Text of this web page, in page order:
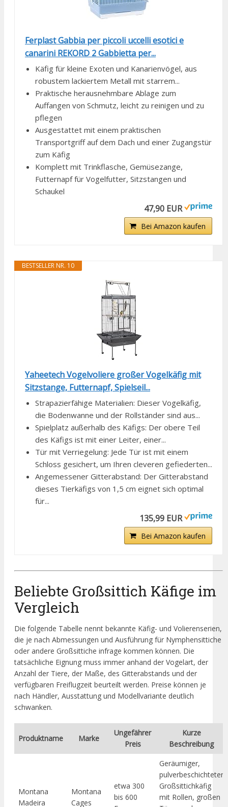
Ferplast Gabbia per piccoli uccelli esotici e
canarini REKORD 2 Gabbietta per...
Käfig für kleine Exoten und Kanarienvögel, aus
robustem lackiertem Metall mit starrem...
Praktische herausnehmbare Ablage zum
Auffangen von Schmutz, leicht zu reinigen und zu
pflegen
Ausgestattet mit einem praktischen
Transportgriff auf dem Dach und einer Zugangstür
zum Käfig
Komplett mit Trinkflasche, Gemüsezange,
Futternapf für Vogelfutter, Sitzstangen und
Schaukel
47,90 EUR
Bei Amazon kaufen
BESTSELLER NR. 10
Yaheetech Vogelvoliere großer Vogelkäfig mit
Sitzstange, Futternapf, Spielseil...
Strapazierfähige Materialien: Dieser Vogelkäfig,
die Bodenwanne und der Rollständer sind aus...
Spielplatz außerhalb des Käfigs: Der obere Teil
des Käfigs ist mit einer Leiter, einer...
Tür mit Verriegelung: Jede Tür ist mit einem
Schloss gesichert, um Ihren cleveren gefiederten...
Angemessener Gitterabstand: Der Gitterabstand
dieses Tierkäfigs von 1,5 cm eignet sich optimal
für...
135,99 EUR
Bei Amazon kaufen
Beliebte Großsittich Käfige im
Vergleich
Die folgende Tabelle nennt bekannte Käfig- und Volierenserien,
die je nach Abmessungen und Ausführung für Nymphensittiche
oder andere Großsittiche infrage kommen können. Die
tatsächliche Eignung muss immer anhand der Vogelart, der
Anzahl der Tiere, der Maße, des Gitterabstands und der
verfügbaren Freiflugzeit beurteilt werden. Preise können je
nach Händler, Ausstattung und Modellvariante deutlich
schwanken.
Produktname Marke
Ungefährer
Preis
Kurze
Beschreibung
Montana
Madeira
Montana
Cages
etwa 300
bis 600
Geräumiger,
pulverbeschichteter
Großsittichkäfig
mit Rollen, großen